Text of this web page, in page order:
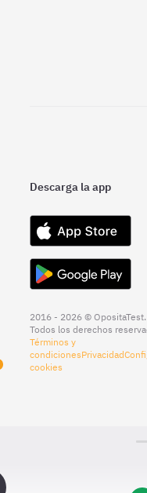
Descarga la app
2016 - 2026 © OpositaTest.
Todos los derechos
Términos y
condicionesPrivacidad
cookies